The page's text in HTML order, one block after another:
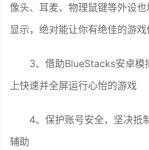
像头、耳麦、物理鼠键等外设
显示，绝对能让你有绝佳的游戏
3、借助BlueStacks安卓
上快速并全屏运行心怡的游戏
4、保护账号安全，坚决抵
辅助